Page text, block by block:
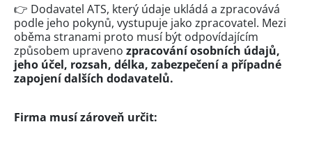
👉 Dodavatel ATS, který údaje ukládá a zpracovává
podle jeho pokynů, vystupuje jako zpracovatel. Mezi
oběma stranami proto musí být odpovídajícím
způsobem upraveno zpracování osobních údajů,
jeho účel, rozsah, délka, zabezpečení a případné
zapojení dalších dodavatelů.
Firma musí zároveň určit: